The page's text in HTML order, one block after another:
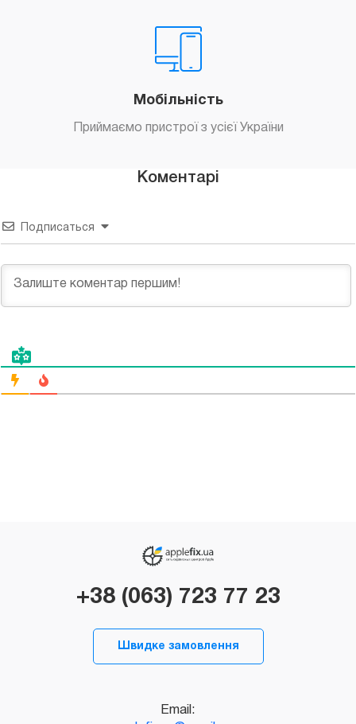
Мобільність
Приймаємо пристрої з усієї України
Коментарі
Подписаться
+38 (063) 723 77 23
Швидке замовлення
Email: